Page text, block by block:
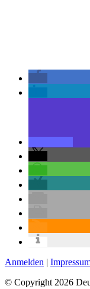
Anmelden |
© Copyright 2026